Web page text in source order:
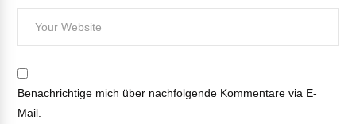
Benachrichtige mich über nachfolgende Kommentare via E-
Mail.